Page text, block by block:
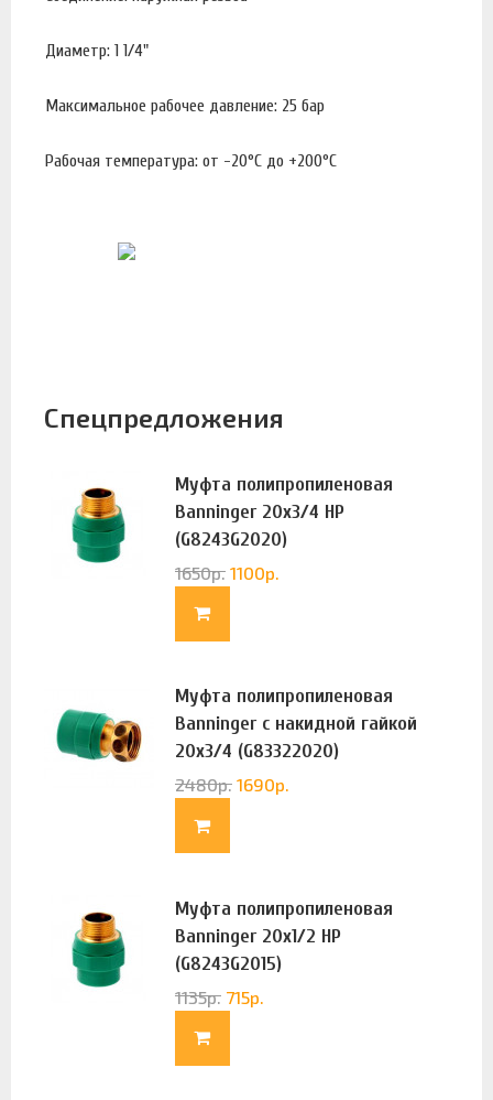
Диаметр: 1 1/4"
Максимальное рабочее давление: 25 бар
Рабочая температура: от -20°С до +200°С
Спецпредложения
Муфта полипропиленовая
Banninger 20х3/4 НР
(G8243G2020)
1650р. 1100р.
Муфта полипропиленовая
Banninger с накидной гайкой
20х3/4 (G83322020)
2480р. 1690р.
Муфта полипропиленовая
Banninger 20х1/2 НР
(G8243G2015)
1135р. 715р.